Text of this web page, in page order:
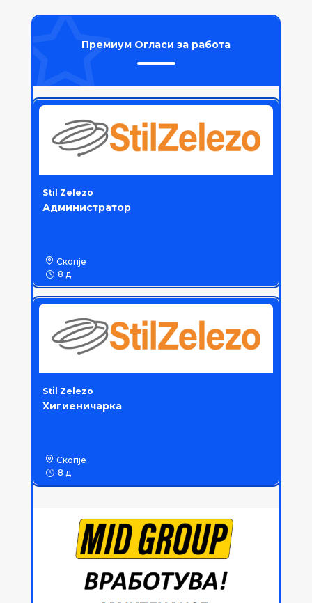
Премиум Огласи за работа
Stil Zelezo
Администратор
Скопје
8 д.
Stil Zelezo
Хигиеничарка
Скопје
8 д.